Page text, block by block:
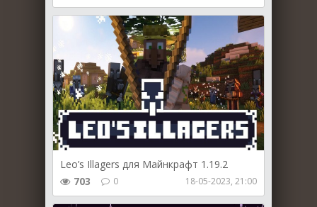
Leo’s Illagers для Майнкрафт 1.19.2
703
0 18-05-2023, 21:00